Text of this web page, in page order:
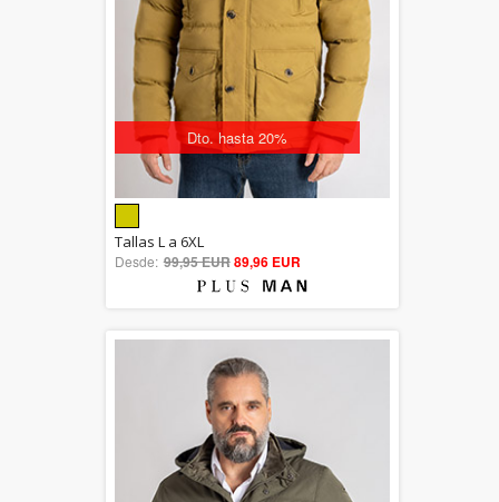
Dto. hasta 20%
out of 5
Tallas L a 6XL
Desde: 99,95 EUR89,96 EUR